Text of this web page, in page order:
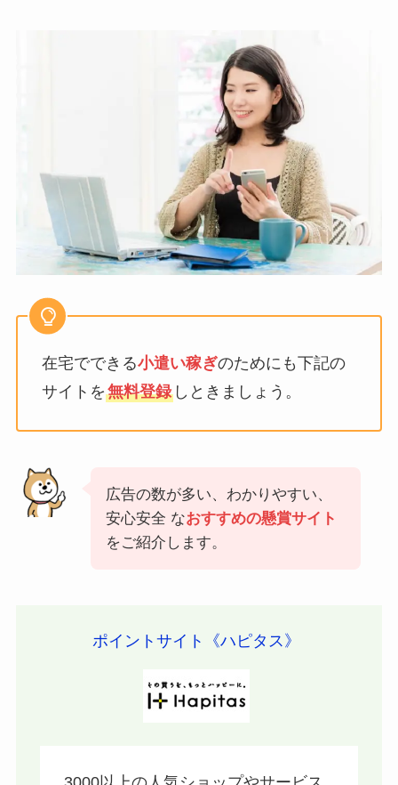
在宅でできる小遣い稼ぎのためにも下記の
サイトを無料登録しときましょう。
広告の数が多い、わかりやすい、
安心安全 なおすすめの懸賞サイト
をご紹介します。
ポイントサイト《ハピタス》